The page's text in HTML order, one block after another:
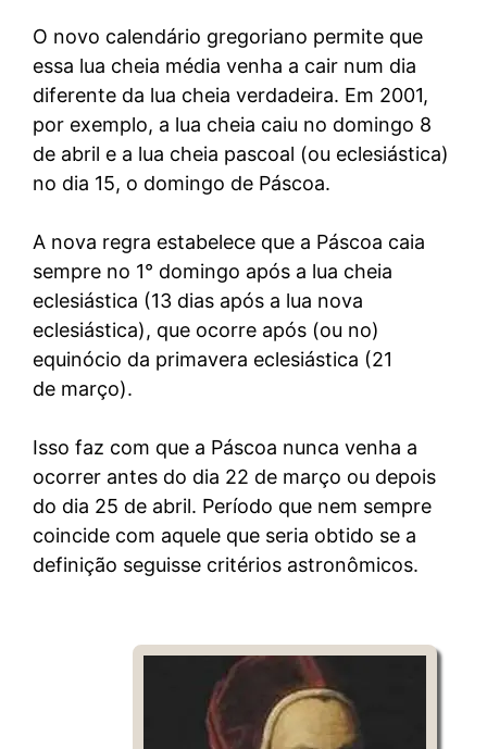
O novo calendário gregoriano permite que
essa lua cheia média venha a cair num dia
diferente da lua cheia verdadeira. Em 2001,
por exemplo, a lua cheia caiu no domingo 8
de abril e a lua cheia pascoal (ou eclesiástica)
no dia 15, o domingo de Páscoa.
A nova regra estabelece que a Páscoa caia
sempre no 1° domingo após a lua cheia
eclesiástica (13 dias após a lua nova
eclesiástica), que ocorre após (ou no)
equinócio da primavera eclesiástica (21
de março).
Isso faz com que a Páscoa nunca venha a
ocorrer antes do dia 22 de março ou depois
do dia 25 de abril. Período que nem sempre
coincide com aquele que seria obtido se a
definição seguisse critérios astronômicos.